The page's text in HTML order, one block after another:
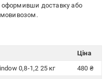
оформивши доставку або
Ціна
0,8-1,2 25 кг
480 ₴